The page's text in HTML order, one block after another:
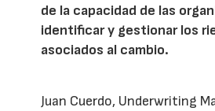
de la capacidad de las
identificar y gestionar los
asociados al cambio.
Juan Cuerdo, Underwriting